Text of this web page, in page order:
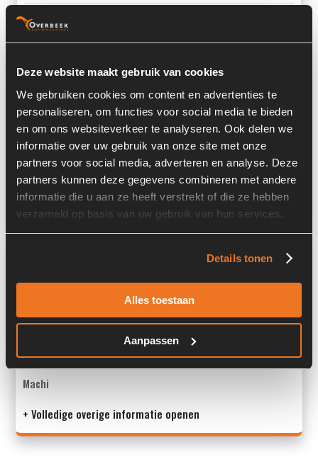
Deze website maakt gebruik van cookies
We gebruiken cookies om content en advertenties te
personaliseren, om functies voor social media te bieden
en om ons websiteverkeer te analyseren. Ook delen we
informatie over uw gebruik van onze site met onze
partners voor social media, adverteren en analyse. Deze
partners kunnen deze gegevens combineren met andere
informatie die u aan ze heeft verstrekt of die ze hebben
verzameld op basis van uw gebruik van hun services.
Details tonen
Alles toestaan
Aanpassen
Informatie
Locatie:
8R3
Past op de volgende machines:
Deutz BF4L1011F / BF4L1011FT / BF4L1011T / BF4M1011F /
F3L1011 / F3L1011F / F4L1011 / F4L1011F / F4M1011F
Land:
Nederland
Stock number: A00359
Type 1: 02937741
Machi
+ Volledige overige informatie openen